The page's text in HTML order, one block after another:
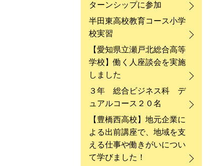
ターンシップに参加
半田東高校教育コース小学
校実習
【愛知県立瀬戸北総合高等
学校】働く人座談会を実施
しました
３年 総合ビジネス科 デ
ュアルコース２０名
【豊橋西高校】地元企業に
よる出前講座で、地域を支
える仕事や働きがいについ
て学びました！